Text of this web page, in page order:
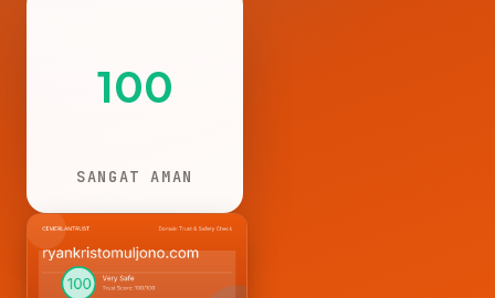
100
SANGAT AMAN